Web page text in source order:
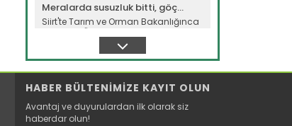
Meralarda susuzluk bitti, göç...
Siirt'te Tarım ve Orman Bakanlığınca
yürütülen "Mera Islah ve...
HABER BÜLTENİMİZE KAYIT OLUN
Avantaj ve duyurulardan ilk olarak siz
haberdar olun!